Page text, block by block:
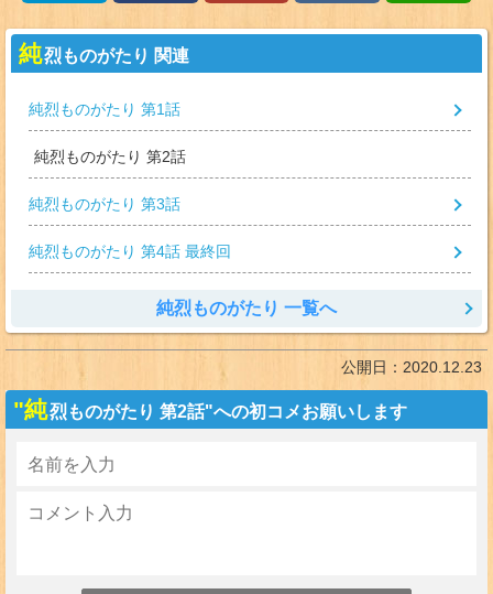
純烈ものがたり 関連
純烈ものがたり 第1話
純烈ものがたり 第2話
純烈ものがたり 第3話
純烈ものがたり 第4話 最終回
純烈ものがたり 一覧へ
公開日： 2020.12.23
"純烈ものがたり 第2話"への初コメお願いします